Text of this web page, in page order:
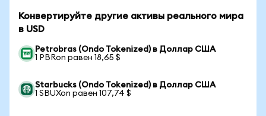
Конвертируйте другие активы реального мира
в USD
Petrobras (Ondo Tokenized) в Доллар США
1 PBRon равен 18,65 $
Starbucks (Ondo Tokenized) в Доллар США
1 SBUXon равен 107,74 $